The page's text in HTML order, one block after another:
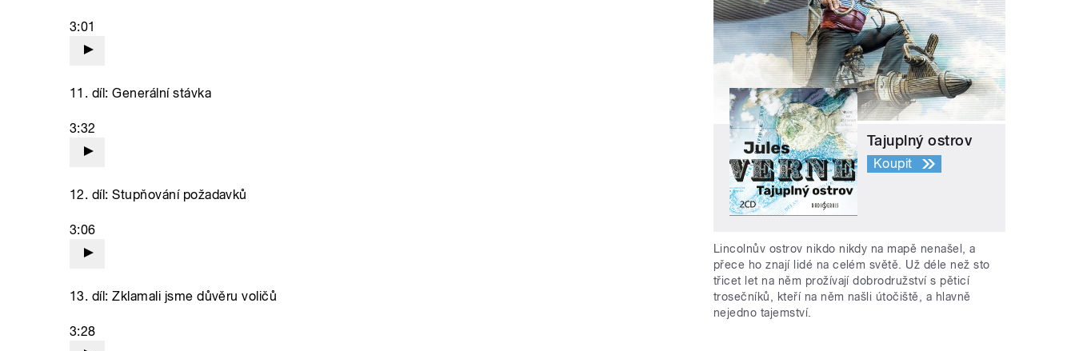
3:01
11. díl: Generální stávka
3:32
12. díl: Stupňování požadavků
3:06
13. díl: Zklamali jsme důvěru voličů
3:28
Tajuplný ostrov
Koupit
Lincolnův ostrov nikdo nikdy na mapě nenašel, a
přece ho znají lidé na celém světě. Už déle než sto
třicet let na něm prožívají dobrodružství s pěticí
trosečníků, kteří na něm našli útočiště, a hlavně
nejedno tajemství.